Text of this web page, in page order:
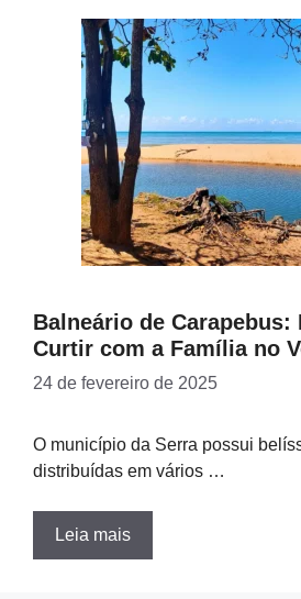
Balneário de Carapebus:
Curtir com a Família no
24 de fevereiro de 2025
O município da Serra possui
distribuídas em vários …
Leia mais